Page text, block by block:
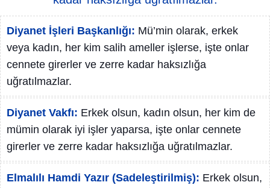
Diyanet İşleri Başkanlığı: Mü’min olarak, erkek
veya kadın, her kim salih ameller işlerse, işte onlar
cennete girerler ve zerre kadar haksızlığa
uğratılmazlar.
Diyanet Vakfı: Erkek olsun, kadın olsun, her kim de
mümin olarak iyi işler yaparsa, işte onlar cennete
girerler ve zerre kadar haksızlığa uğratılmazlar.
Elmalılı Hamdi Yazır (Sadeleştirilmiş): Erkek olsun,